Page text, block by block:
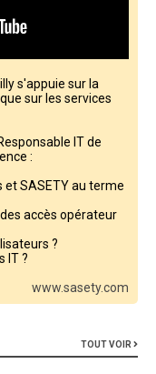
s'appuie sur la
sur les services
IT de
:
et SASETY au terme
accès opérateur
?
IT ?
www.sasety.com
TOUT VOIR